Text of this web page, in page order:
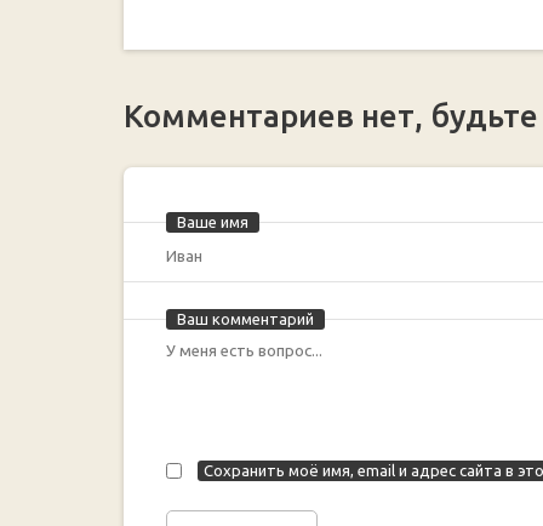
Комментариев нет,
Ваше имя
Ваш комментарий
Сохранить моё имя, email и адрес сайта в